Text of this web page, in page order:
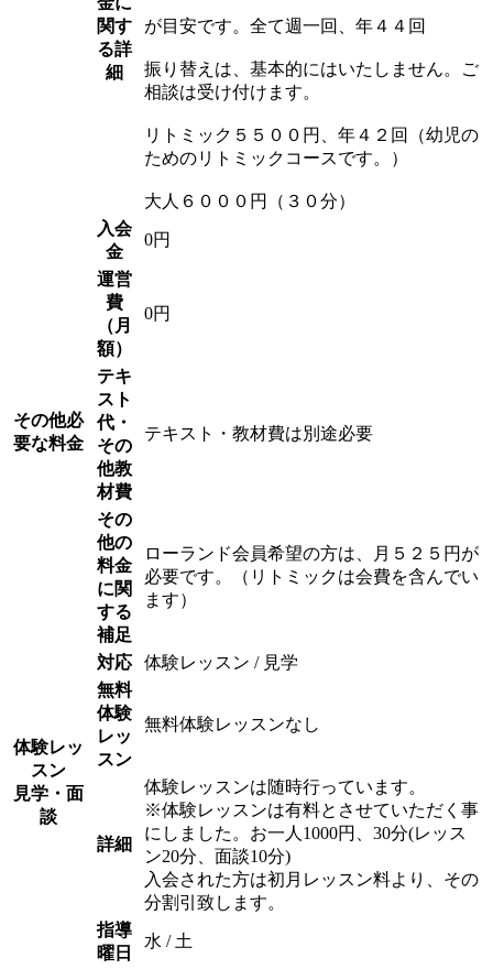
関す
る詳
細
が目安です。全て週一回、年４４回
振り替えは、基本的にはいたしません。ご
相談は受け付けます。
リトミック５５００円、年４２回（幼児の
ためのリトミックコースです。）
大人６０００円（３０分）
その他必
要な料金
入会
金
0円
運営
費
（月
額）
0円
テキ
スト
代・
その
他教
材費
テキスト・教材費は別途必要
その
他の
料金
に関
する
補足
ローランド会員希望の方は、月５２５円が
必要です。（リトミックは会費を含んでい
ます）
体験レッ
スン
見学・面
談
対応
体験レッスン / 見学
無料
体験
レッ
スン
無料体験レッスンなし
詳細
体験レッスンは随時行っています。
※体験レッスンは有料とさせていただく事
にしました。お一人1000円、30分(レッス
ン20分、面談10分)
入会された方は初月レッスン料より、その
分割引致します。
指導
曜日
水 / 土